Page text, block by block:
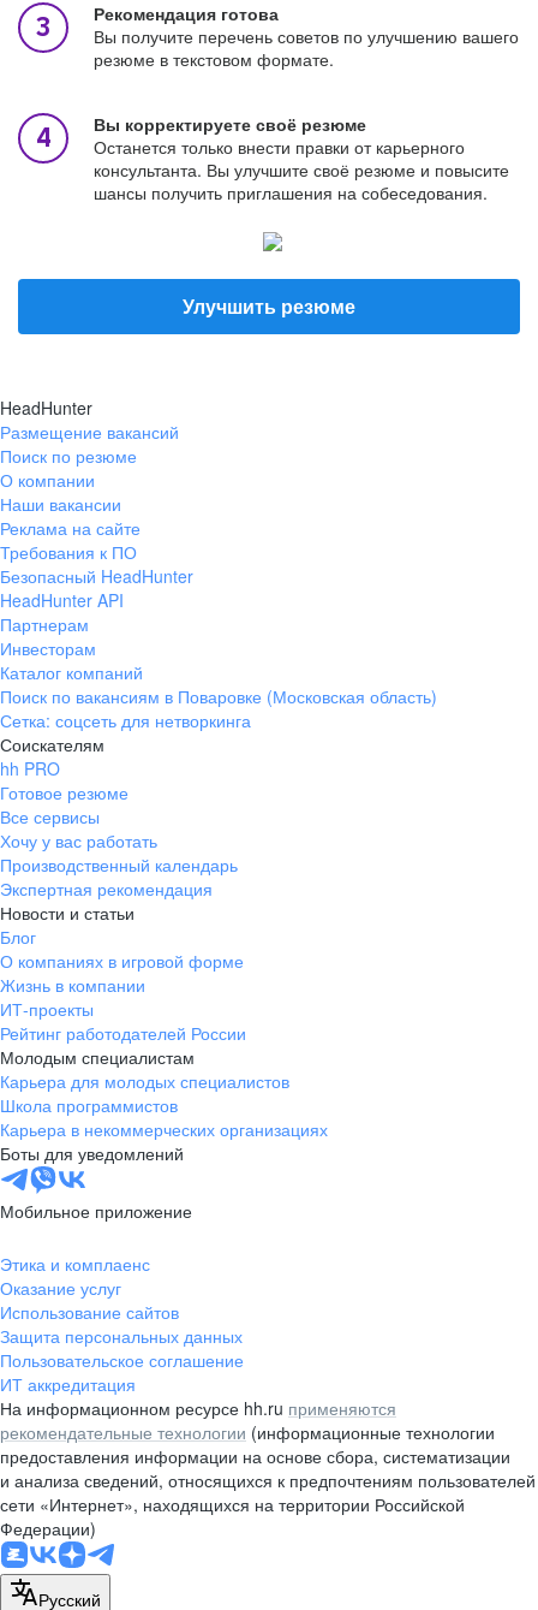
Рекомендация готова
Вы получите перечень советов по улучшению вашего
резюме в текстовом формате.
Вы корректируете своё резюме
Останется только внести правки от карьерного
консультанта. Вы улучшите своё резюме и повысите
шансы получить приглашения на собеседования.
Улучшить резюме
HeadHunter
Размещение вакансий
Поиск по резюме
О компании
Наши вакансии
Реклама на сайте
Требования к ПО
Безопасный HeadHunter
HeadHunter API
Партнерам
Инвесторам
Каталог компаний
Поиск по вакансиям в Поваровке (Московская область)
Сетка: соцсеть для нетворкинга
Соискателям
hh PRO
Готовое резюме
Все сервисы
Хочу у вас работать
Производственный календарь
Экспертная рекомендация
Новости и статьи
Блог
О компаниях в игровой форме
Жизнь в компании
ИТ-проекты
Рейтинг работодателей России
Молодым специалистам
Карьера для молодых специалистов
Школа программистов
Карьера в некоммерческих организациях
Боты для уведомлений
Мобильное приложение
Этика и комплаенс
Оказание услуг
Использование сайтов
Защита персональных данных
Пользовательское соглашение
ИТ аккредитация
На информационном ресурсе hh.ru применяются
рекомендательные технологии (информационные технологии
предоставления информации на основе сбора, систематизации
и анализа сведений, относящихся к предпочтениям пользователей
сети «Интернет», находящихся на территории Российской
Федерации)
Русский